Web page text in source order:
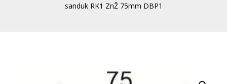
sanduk RK1 ZnŽ 75mm DBP1